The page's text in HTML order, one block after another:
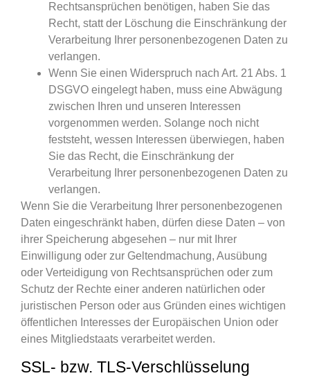
Rechtsansprüchen benötigen, haben Sie das
Recht, statt der Löschung die Einschränkung der
Verarbeitung Ihrer personenbezogenen Daten zu
verlangen.
Wenn Sie einen Widerspruch nach Art. 21 Abs. 1
DSGVO eingelegt haben, muss eine Abwägung
zwischen Ihren und unseren Interessen
vorgenommen werden. Solange noch nicht
feststeht, wessen Interessen überwiegen, haben
Sie das Recht, die Einschränkung der
Verarbeitung Ihrer personenbezogenen Daten zu
verlangen.
Wenn Sie die Verarbeitung Ihrer personenbezogenen
Daten eingeschränkt haben, dürfen diese Daten – von
ihrer Speicherung abgesehen – nur mit Ihrer
Einwilligung oder zur Geltendmachung, Ausübung
oder Verteidigung von Rechtsansprüchen oder zum
Schutz der Rechte einer anderen natürlichen oder
juristischen Person oder aus Gründen eines wichtigen
öffentlichen Interesses der Europäischen Union oder
eines Mitgliedstaats verarbeitet werden.
SSL- bzw. TLS-Verschlüsselung